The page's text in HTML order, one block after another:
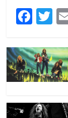
F
c
e
b
o
T
itt
er